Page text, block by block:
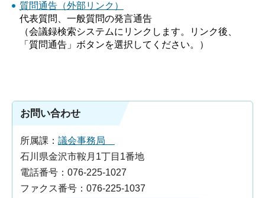
質問通告（外部リンク）
代表質問、一般質問の発言通告
（会議録検索システムにリンクします。リンク後、
「質問通告」ボタンを選択してください。）
お問い合わせ
所属課： 議会事務局
石川県金沢市鞍月1丁目1番地
電話番号：076-225-1027
ファクス番号：076-225-1037